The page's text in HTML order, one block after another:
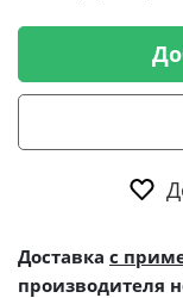
Доставка с
производителя